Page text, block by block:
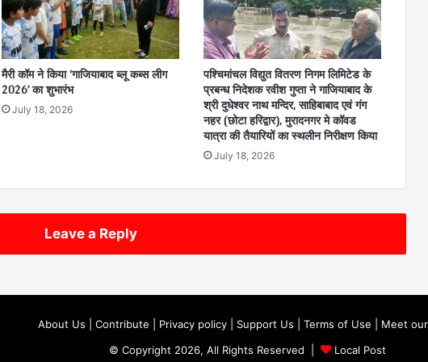
मैरी कॉम ने किया ‘गाजियाबाद ब्लू कब्स लीग
2026’ का शुभारंभ
July 18, 2026
पश्चिमांचल विद्युत वितरण निगम लिमिटेड के
प्रबन्ध निदेशक रवीश गुप्ता ने गाजियाबाद के
श्री दुधेश्वर नाथ मन्दिर, साहिबाबाद एवं गंग
नहर (छोटा हरिद्वार), मुरादनगर मे कॉवड
यात्रा की तैयारियों का स्थलीन निरीक्षण किया
July 18, 2026
Leave a Reply
About Us Contribute Privacy policy Support Us Terms of Use
Meet
© Copyright 2026, All Rights Reserved |
Local Post